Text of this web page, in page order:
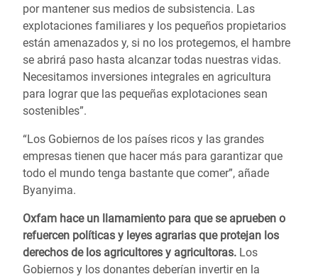
por mantener sus medios de subsistencia. Las
explotaciones familiares y los pequeños propietarios
están amenazados y, si no los protegemos, el hambre
se abrirá paso hasta alcanzar todas nuestras vidas.
Necesitamos inversiones integrales en agricultura
para lograr que las pequeñas explotaciones sean
sostenibles”.
“Los Gobiernos de los países ricos y las grandes
empresas tienen que hacer más para garantizar que
todo el mundo tenga bastante que comer”, añade
Byanyima.
Oxfam hace un llamamiento para que se aprueben o
refuercen políticas y leyes agrarias que protejan los
derechos de los agricultores y agricultoras. Los
Gobiernos y los donantes deberían invertir en la